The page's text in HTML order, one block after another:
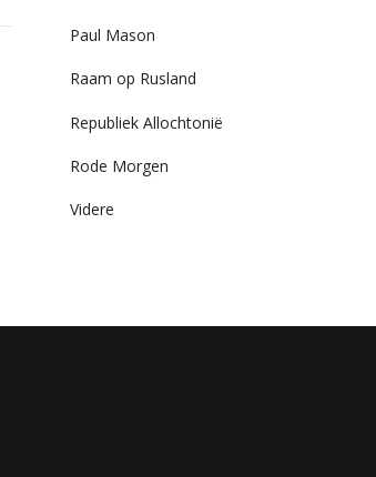
Paul Mason
Raam op Rusland
Republiek Allochtonië
Rode Morgen
Videre